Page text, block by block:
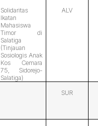
Solidaritas
Ikatan
Mahasiswa
Timor di
Salatiga
(Tinjauan
Sosiologis Anak
Kos Cemara
75, Sidorejo-
Salatiga)
ALV
SUR